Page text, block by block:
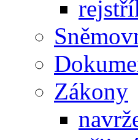
Zákony